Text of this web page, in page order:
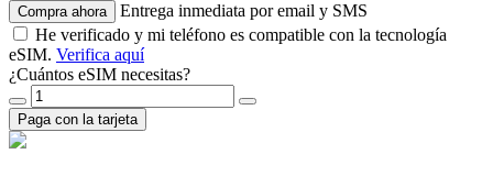
Compra ahora
Entrega inmediata por email y SMS
He verificado y mi teléfono es compatible con la tecnología
eSIM. Verifica aquí
¿Cuántos eSIM necesitas?
Paga con la tarjeta